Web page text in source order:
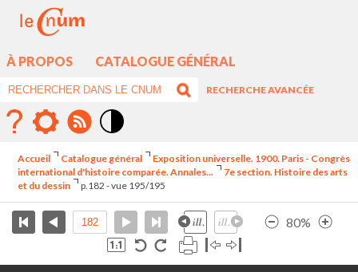
À PROPOS CATALOGUE GÉNÉRAL
RECHERCHE AVANCÉE
élévé
Accueil Catalogue général
Exposition universelle. 1900. Paris - Congrès
international d'histoire comparée. Annales...
7e section. Histoire des arts
et du dessin
p.182 - vue 195/195
80%